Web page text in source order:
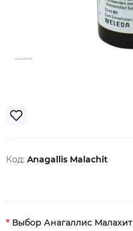
Код: Anagallis Malachit
Выбор Анагаллис Малахит